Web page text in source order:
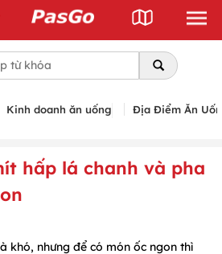
Kinh doanh ăn uống Địa Điểm Ăn
hấp lá chanh và pha
khó, nhưng để có món ốc ngon thì